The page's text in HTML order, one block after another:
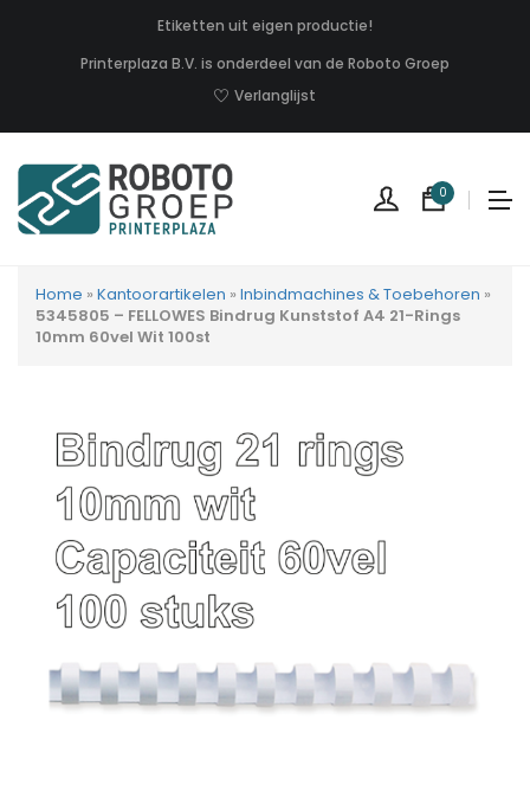
Etiketten uit eigen productie!
Printerplaza B.V. is onderdeel van de Roboto Groep
Verlanglijst
0
Home » Kantoorartikelen » Inbindmachines & Toebehoren »
5345805 – FELLOWES Bindrug Kunststof A4 21-Rings
10mm 60vel Wit 100st